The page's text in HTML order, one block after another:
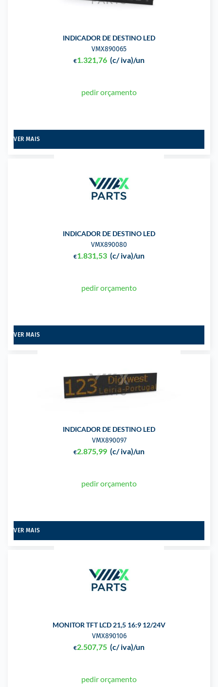
INDICADOR DE DESTINO LED
VMX890065
€1.321,76 (c/ iva)/un
pedir orçamento
VER MAIS
INDICADOR DE DESTINO LED
VMX890080
€1.831,53 (c/ iva)/un
pedir orçamento
VER MAIS
INDICADOR DE DESTINO LED
VMX890097
€2.875,99 (c/ iva)/un
pedir orçamento
VER MAIS
MONITOR TFT LCD 21,5 16:9 12/24V
VMX890106
€2.507,75 (c/ iva)/un
pedir orçamento